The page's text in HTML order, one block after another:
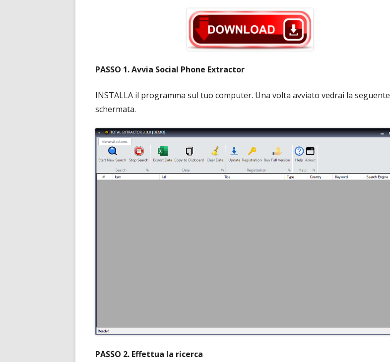
PASSO 1. Avvia Social Phone Extractor
INSTALLA il programma sul tuo computer. Una volta avviato vedrai la seguente
schermata.
PASSO 2. Effettua la ricerca